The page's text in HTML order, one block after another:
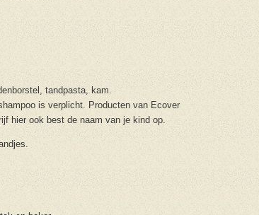
tandpasta, kam.
is verplicht. Producten van Ecover
hier ook best de naam van je kind op.